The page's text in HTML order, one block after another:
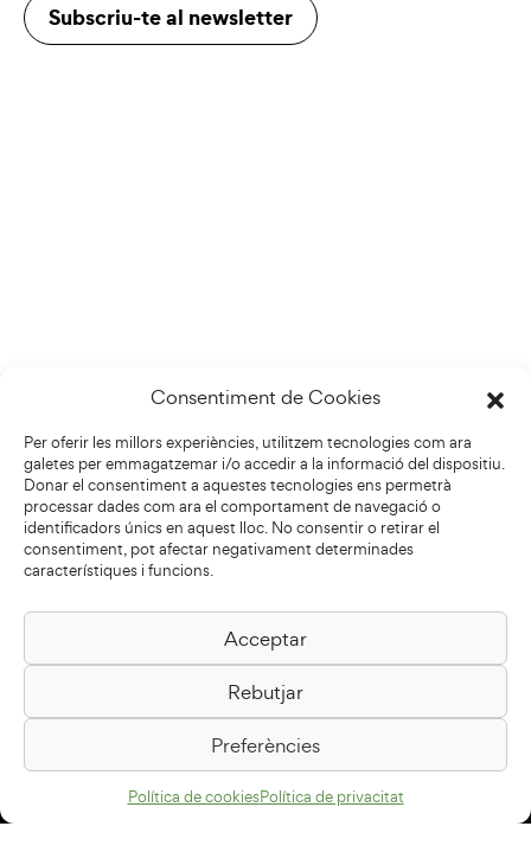
Consentiment de Cookies
Per oferir les millors experiències, utilitzem tecnologies com ara
galetes per emmagatzemar i/o accedir a la informació del dispositiu.
Donar el consentiment a aquestes tecnologies ens permetrà
processar dades com ara el comportament de navegació o
identificadors únics en aquest lloc. No consentir o retirar el
consentiment, pot afectar negativament determinades
característiques i funcions.
Acceptar
Rebutjar
Preferències
Política de cookiesPolítica de privacitat
Subscriu-te al newsletter
Biblioteca Pilarin Bayés
Passeig de la Generalitat, 1
08500 Vic